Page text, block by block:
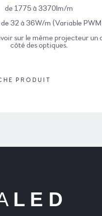
de 1775 à 3370lm/m
32 à 36W/m (Variable
sur le même projecteur un
côté des optiques.
PRODUIT
L E D